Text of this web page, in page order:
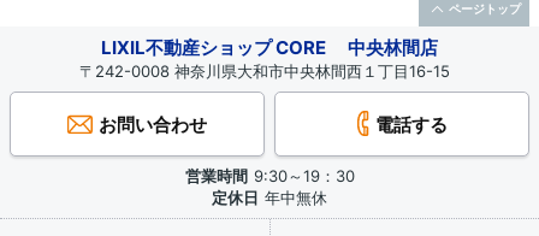
LIXIL不動産ショップ CORE 中央林間店
〒242-0008 神奈川県大和市中央林間西１丁目16-15
お問い合わせ 電話する
営業時間 9:30～19：30
定休日 年中無休
ページトップ